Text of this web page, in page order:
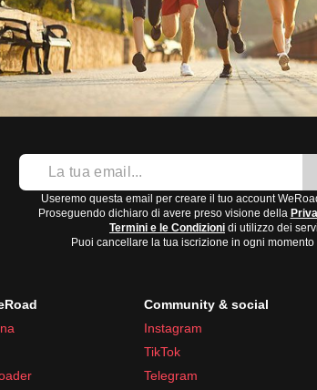
Useremo questa email per creare il tuo account
Proseguendo dichiaro di avere preso visione della
Termini e le Condizioni di utilizzo dei
Puoi cancellare la tua iscrizione in ogni
Community & social
Instagram
TikTok
Telegram